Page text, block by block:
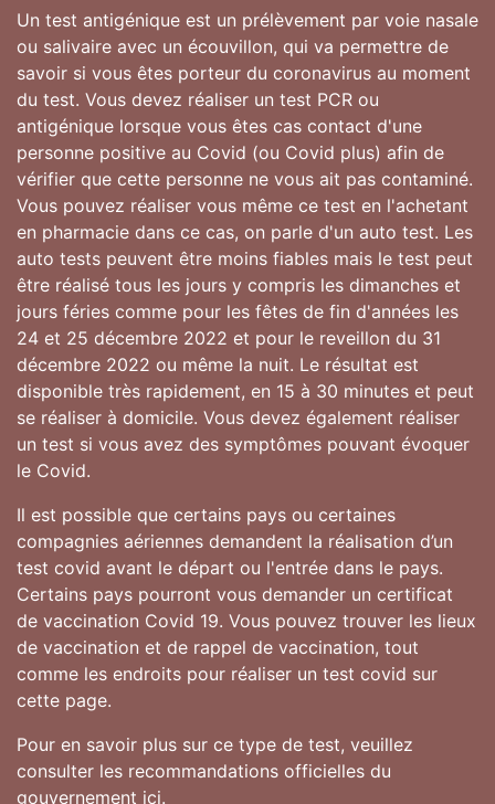
Un test antigénique est un prélèvement par voie nasale
ou salivaire avec un écouvillon, qui va permettre de
savoir si vous êtes porteur du coronavirus au moment
du test. Vous devez réaliser un test PCR ou
antigénique lorsque vous êtes cas contact d'une
personne positive au Covid (ou Covid plus) afin de
vérifier que cette personne ne vous ait pas contaminé.
Vous pouvez réaliser vous même ce test en l'achetant
en pharmacie dans ce cas, on parle d'un auto test. Les
auto tests peuvent être moins fiables mais le test peut
être réalisé tous les jours y compris les dimanches et
jours féries comme pour les fêtes de fin d'années les
24 et 25 décembre 2022 et pour le reveillon du 31
décembre 2022 ou même la nuit. Le résultat est
disponible très rapidement, en 15 à 30 minutes et peut
se réaliser à domicile. Vous devez également réaliser
un test si vous avez des symptômes pouvant évoquer
le Covid.
Il est possible que certains pays ou certaines
compagnies aériennes demandent la réalisation d’un
test covid avant le départ ou l'entrée dans le pays.
Certains pays pourront vous demander un certificat
de vaccination Covid 19. Vous pouvez trouver les lieux
de vaccination et de rappel de vaccination, tout
comme les endroits pour réaliser un test covid sur
cette page.
Pour en savoir plus sur ce type de test, veuillez
consulter les recommandations officielles du
gouvernement ici.